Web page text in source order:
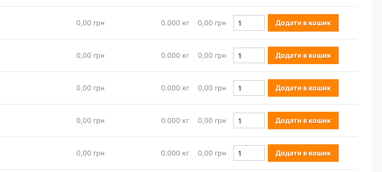
0,00 грн 0.000 кг 0,00 грн Додати в кошик
0,00 грн 0.000 кг 0,00 грн Додати в кошик
0,00 грн 0.000 кг 0,00 грн Додати в кошик
0,00 грн 0.000 кг 0,00 грн Додати в кошик
0,00 грн 0.000 кг 0,00 грн Додати в кошик